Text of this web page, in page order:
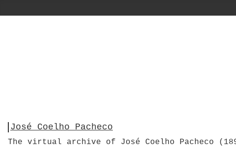
José Coelho Pacheco
The virtual archive of José Coelho Pacheco